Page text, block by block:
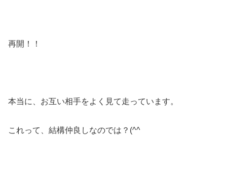
再開！！
本当に、お互い相手をよく見て走っています。
これって、結構仲良しなのでは？(^^ゞ